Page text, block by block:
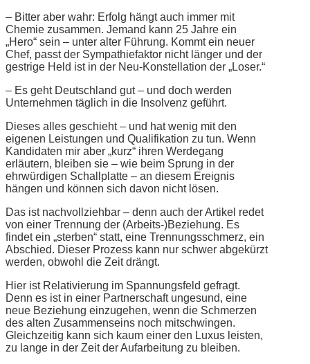
– Bitter aber wahr: Erfolg hängt auch immer mit
Chemie zusammen. Jemand kann 25 Jahre ein
„Hero“ sein – unter alter Führung. Kommt ein neuer
Chef, passt der Sympathiefaktor nicht länger und der
gestrige Held ist in der Neu-Konstellation der „Loser.“
– Es geht Deutschland gut – und doch werden
Unternehmen täglich in die Insolvenz geführt.
Dieses alles geschieht – und hat wenig mit den
eigenen Leistungen und Qualifikation zu tun. Wenn
Kandidaten mir aber „kurz“ ihren Werdegang
erläutern, bleiben sie – wie beim Sprung in der
ehrwürdigen Schallplatte – an diesem Ereignis
hängen und können sich davon nicht lösen.
Das ist nachvollziehbar – denn auch der Artikel redet
von einer Trennung der (Arbeits-)Beziehung. Es
findet ein „sterben“ statt, eine Trennungsschmerz, ein
Abschied. Dieser Prozess kann nur schwer abgekürzt
werden, obwohl die Zeit drängt.
Hier ist Relativierung im Spannungsfeld gefragt.
Denn es ist in einer Partnerschaft ungesund, eine
neue Beziehung einzugehen, wenn die Schmerzen
des alten Zusammenseins noch mitschwingen.
Gleichzeitig kann sich kaum einer den Luxus leisten,
zu lange in der Zeit der Aufarbeitung zu bleiben.